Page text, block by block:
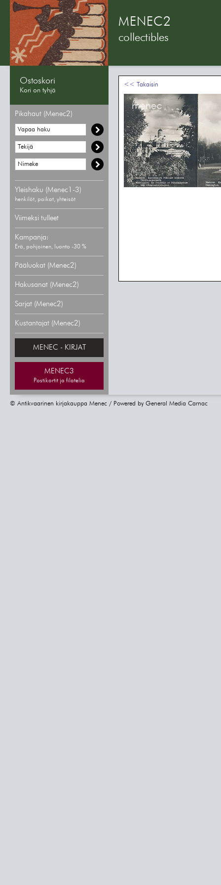
MENEC2
collectibles
Ostoskori
Kori on tyhjä
Pikahaut (Menec2)
Yleishaku (Menec1-3)
henkilöt, paikat, yhteisöt
Viimeksi tulleet
Kampanja:
Erä, pohjoinen, luonto -30 %
Pääluokat (Menec2)
Hakusanat (Menec2)
Sarjat (Menec2)
Kustantajat (Menec2)
MENEC - KIRJAT
MENEC3
Postikortit ja filatelia
<< Takaisin
© Antikvaarinen kirjakauppa Menec / Powered by General Media Carnac